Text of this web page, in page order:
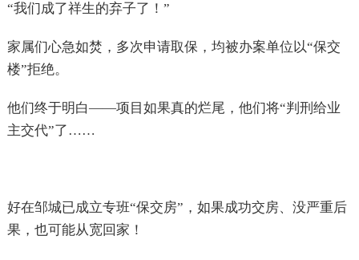
“我们成了祥生的弃子了！”
家属们心急如焚，多次申请取保，均被办案单位以“保交
楼”拒绝。
他们终于明白——项目如果真的烂尾，他们将“判刑给业
主交代”了……
好在邹城已成立专班“保交房”，如果成功交房、没严重后
果，也可能从宽回家！